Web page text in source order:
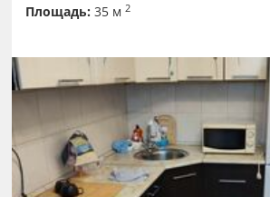
Площадь: 35 м2